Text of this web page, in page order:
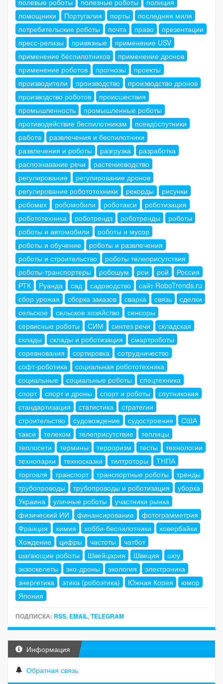
полевые роботы
полезные роботы
полиция
помощники
Португалия порты
последняя миля
потребительские роботы
почта право
презентации
пресс-релизы
привязные
применение USV
применение беспилотников
применение дронов
применение роботов
прогнозы
проекты
производители
производство
производство дронов
производство роботов
происшествия
промышленность
промышленные роботы
противодействие беспилотникам
псевдоспутники
работа
развлечения и беспилотники
развлечения и роботы
разгрузка
разработка
распознавание речи
растениеводство
регулирование
регулирование дронов
регулирование робототехники
рекорды
рисунки
робомех
робомобили роботакси
роботизация
робототехника
роботрендз роботренды
роботы
роботы и автомобили
роботы и мусор
роботы и обучение
роботы и развлечения
роботы и строительство
роботы телеприсутствия
роботы-транспортеры
робошум рои рой
Россия
РТК
Руанда сад садоводство
сайт RoboTrends.ru
сбор урожая
сборка заказов сварка связь
сделки
сельское
сельское хозяйство
сенсоры
сервисные роботы
СИМ синтез речи
складская
склады
склады и роботизация
смартроботы
соревнования
сортировка
сотрудничество
софт-роботика
социальная робототехника
социальные
социальные роботы
спецтехника
спорт
спорт и дроны спорт и роботы
спутниковая
стандартизация
статистика
стратегии
строительство
судовождение судостроение
США
такси
телеком телеприсутствие
теплицы
теплосети
термины терроризм тесты
технологии
технопарки
техносказки тилтроторы
ТНПА
торговля
транспорт транспортные роботы
тренды
трубопроводы
трубопроводы и роботизация
уборка
Украина
уличные роботы
участники рынка
физический ИИ
финансирование
фотограмметрия
Франция
химия хобби-беспилотники
ховербайки
Хождение
цифры частоты
чатбот
шагающие роботы
Швейцария Швеция
шоу
экзоскелеты
эко-дроны экология
электроника
энергетика
этика (робоэтика) Южная Корея
юмор
Япония
ПОДПИСКА: RSS, EMAIL,TELEGRAM
Информация
Обратная связь